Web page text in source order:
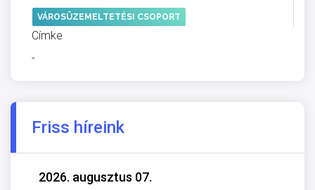
VÁROSÜZEMELTETÉSI CSOPORT
Címke
-
Friss híreink
2026. augusztus 07.